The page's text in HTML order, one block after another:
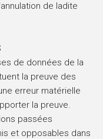
de ladite
de données de la
la preuve des
erreur matérielle
la preuve.
passées
et opposables dans